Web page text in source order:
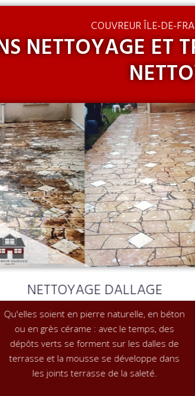
COUVREUR ÎLE-DE-
NETTOYAGE ET
DALLAGE
naturelle, en béton
le temps, des
sur les dalles de
développe dans
de la saleté.
La
habitation,
et la
Son
durabilité et